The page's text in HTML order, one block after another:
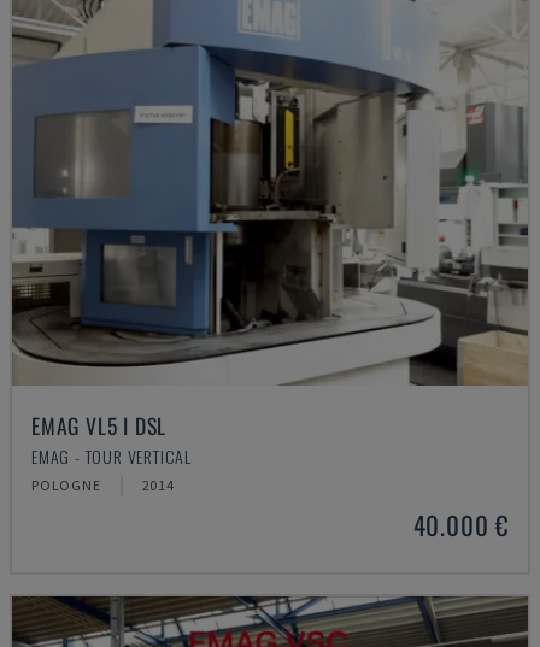
EMAG VL5 I DSL
EMAG - TOUR VERTICAL
POLOGNE 2014
40.000 €